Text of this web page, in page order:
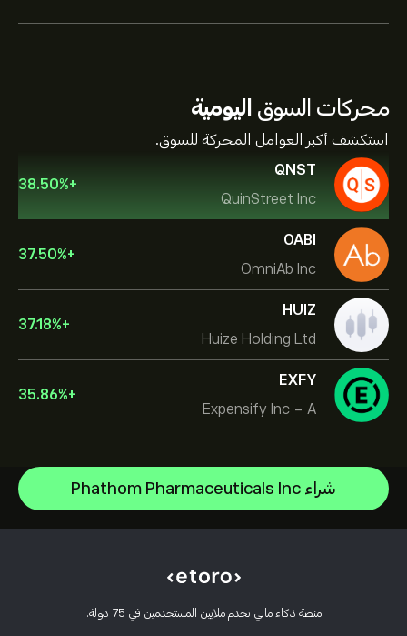
محركات السوق اليومية
استكشف أكبر العوامل المحركة للسوق.
QNST
QuinStreet Inc
+
38.50%
OABI
OmniAb Inc
+
37.50%
HUIZ
Huize Holding Ltd
+
37.18%
EXFY
Expensify Inc - A
+
35.86%
شراء Phathom Pharmaceuticals Inc
منصة ذكاء مالي تخدم ملايين المستخدمين في 75 دولة.
NVIDIA Corporation
Amazon.com Inc
Celestica Inc
كيفية التحقق من حسابك
ما هي الرافعة المالية والهامش